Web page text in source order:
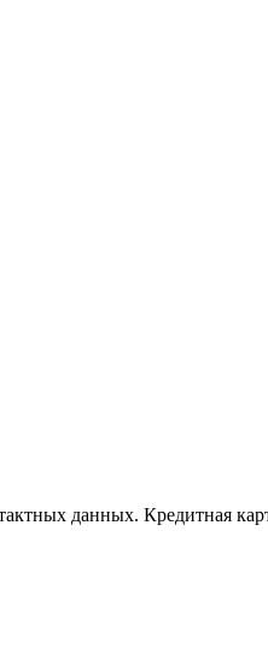
данных. Кредитная